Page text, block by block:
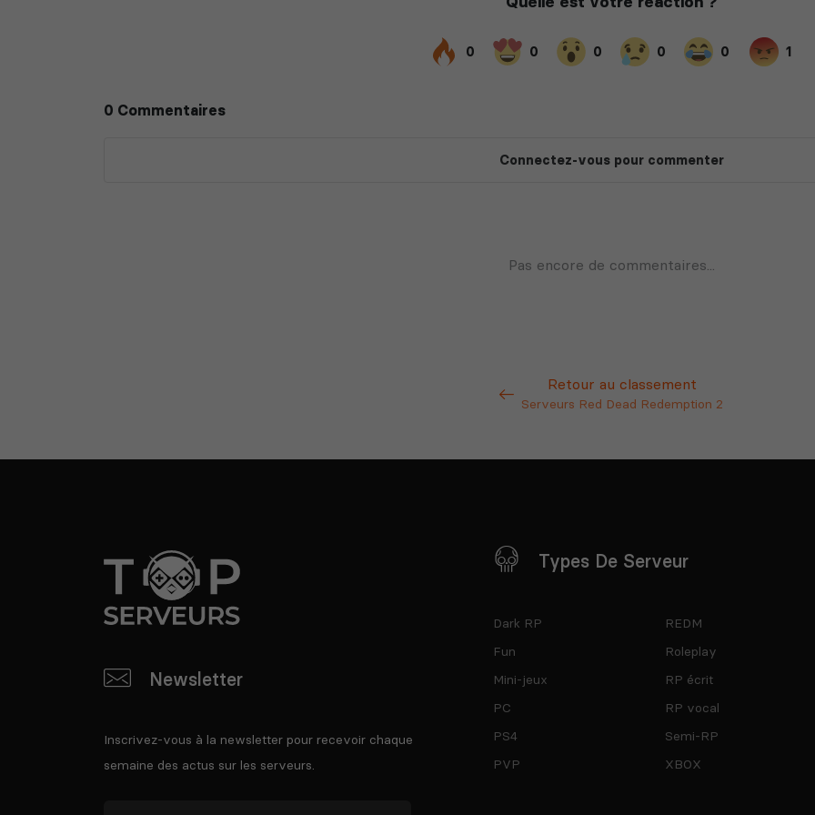
Retour au classement
Serveurs Red Dead Redemption 2
Newsletter
Inscrivez-vous à la newsletter pour recevoir chaque
semaine des actus sur les serveurs.
Types De Serveur
Dark RP
Fun
Mini-jeux
PC
PS4
PVP
REDM
Roleplay
RP écrit
RP vocal
Semi-RP
XBOX